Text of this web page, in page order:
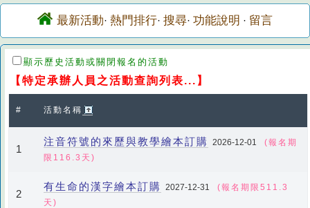
最新活動· 熱門排行· 搜尋· 功能說明 · 留言
顯示歷史活動或關閉報名的活動
【特定承辦人員之活動查詢列表...】
# 活動名稱
1
注音符號的來歷與教學繪本訂購 2026-12-01
(報名期
限116.3天)
2
有生命的漢字繪本訂購 2027-12-31
(報名期限511.3
天)